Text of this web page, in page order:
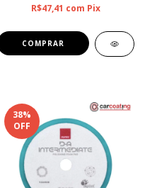
R$47,41 com Pix
38%
OFF